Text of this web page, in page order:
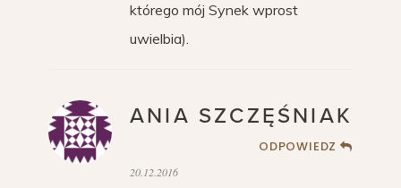
którego mój Synek wprost
uwielbia).
ANIA SZCZĘŚNIAK
ODPOWIEDZ
20.12.2016